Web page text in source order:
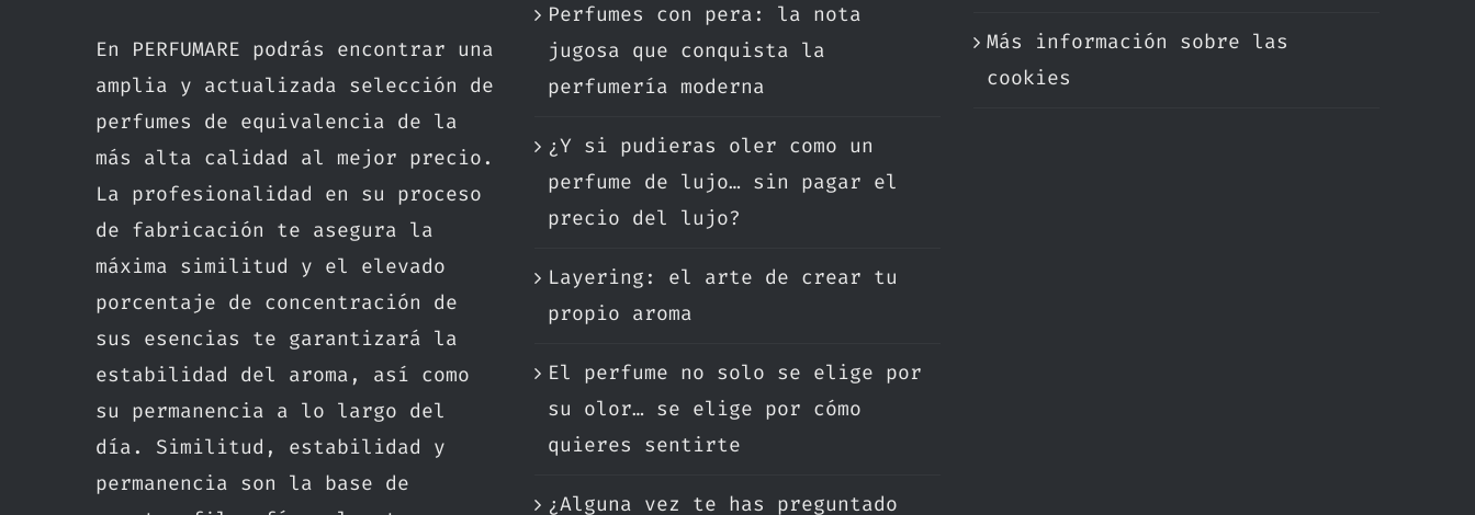
En PERFUMARE podrás encontrar una
amplia y actualizada selección de
perfumes de equivalencia de la
más alta calidad al mejor precio.
La profesionalidad en su proceso
de fabricación te asegura la
máxima similitud y el elevado
porcentaje de concentración de
sus esencias te garantizará la
estabilidad del aroma, así como
su permanencia a lo largo del
día. Similitud, estabilidad y
permanencia son la base de
Perfumes con pera: la nota
jugosa que conquista la
perfumería moderna
¿Y si pudieras oler como un
perfume de lujo… sin pagar el
precio del lujo?
Layering: el arte de crear tu
propio aroma
El perfume no solo se elige por
su olor… se elige por cómo
quieres sentirte
¿Alguna vez te has preguntado
Más información sobre las
cookies